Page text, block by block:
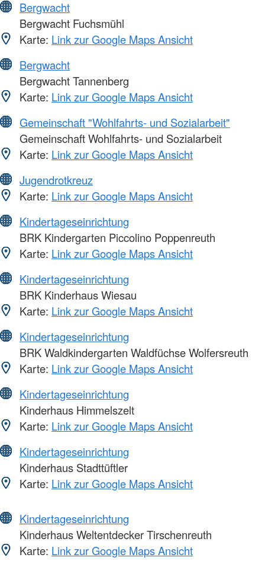
Bergwacht
Bergwacht Fuchsmühl
Karte: Link zur Google Maps Ansicht
Bergwacht
Bergwacht Tannenberg
Karte: Link zur Google Maps Ansicht
Gemeinschaft "Wohlfahrts- und Sozialarbeit"
Gemeinschaft Wohlfahrts- und Sozialarbeit
Karte: Link zur Google Maps Ansicht
Jugendrotkreuz
Karte: Link zur Google Maps Ansicht
Kindertageseinrichtung
BRK Kindergarten Piccolino Poppenreuth
Karte: Link zur Google Maps Ansicht
Kindertageseinrichtung
BRK Kinderhaus Wiesau
Karte: Link zur Google Maps Ansicht
Kindertageseinrichtung
BRK Waldkindergarten Waldfüchse Wolfersreuth
Karte: Link zur Google Maps Ansicht
Kindertageseinrichtung
Kinderhaus Himmelszelt
Karte: Link zur Google Maps Ansicht
Kindertageseinrichtung
Kinderhaus Stadttüftler
Karte: Link zur Google Maps Ansicht
Kindertageseinrichtung
Kinderhaus Weltentdecker Tirschenreuth
Karte: Link zur Google Maps Ansicht